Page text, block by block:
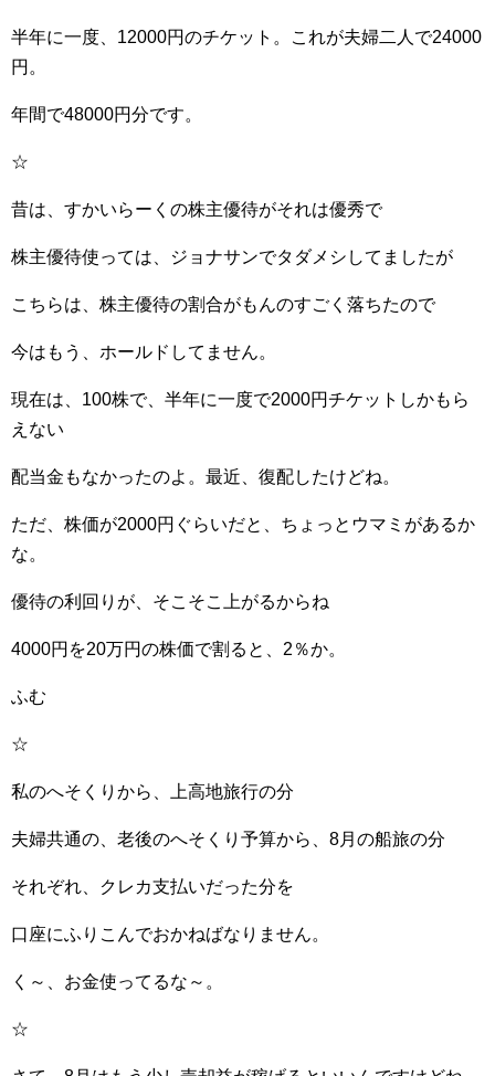
半年に一度、12000円のチケット。これが夫婦二人で24000
円。
年間で48000円分です。
☆
昔は、すかいらーくの株主優待がそれは優秀で
株主優待使っては、ジョナサンでタダメシしてましたが
こちらは、株主優待の割合がもんのすごく落ちたので
今はもう、ホールドしてません。
現在は、100株で、半年に一度で2000円チケットしかもら
えない
配当金もなかったのよ。最近、復配したけどね。
ただ、株価が2000円ぐらいだと、ちょっとウマミがあるか
な。
優待の利回りが、そこそこ上がるからね
4000円を20万円の株価で割ると、2％か。
ふむ
☆
私のへそくりから、上高地旅行の分
夫婦共通の、老後のへそくり予算から、8月の船旅の分
それぞれ、クレカ支払いだった分を
口座にふりこんでおかねばなりません。
く～、お金使ってるな～。
☆